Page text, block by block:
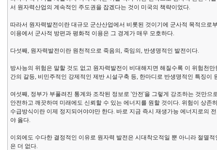
서 원자력산업의 계속적인 주도권을 잡겠다는 것이 미국의 책략이었다.
따라서 원자력발전이란 대규모 군산산업에서 비롯된 것이기에 군사적 목적으
이용에서 군사적 방편과 평화적 이용은 그 경계가 매우 모호하다.
다섯째, 원자력발전이란 원천적으로 죽음의, 죽임의, 반생명적인 발전이다.
방사능의 위험은 말할 것도 없고 원자력발전이 비대해지면 해질수록 이 위험천
간의 갈등, 비민주적인 강제적인 제반 시설구축 등, 한마디로 반생명적인 특징이
여섯째, 정부가 부풀려진 통계와 조작된 정보로 '안전'을 그렇게 강조하는 것만
안전하고 깨끗하며 미래에도 신뢰할 수 있는 에너지를 원할 것이다. 위험이 상
수급방식이란 이제 정지되어야야만 한다. 바로 지금 즉시 재생가능 에너지로의
야 옳다.
이외에도 수다한 결정적인 이유로 원자력 발전은 시대착오적일 뿐 아니라 절멸
은 더 없다.